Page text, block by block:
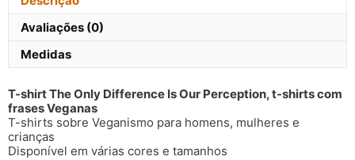
Perception
Avaliações (0)
Medidas
T-shirt The Only Difference Is Our Perception, t-shirts com
frases Veganas
T-shirts sobre Veganismo para homens, mulheres e
crianças
Disponível em várias cores e tamanhos